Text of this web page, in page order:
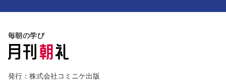
毎朝の学び
発行：株式会社コミニケ出版